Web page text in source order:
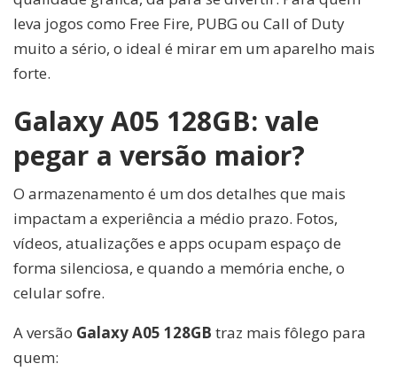
leva jogos como Free Fire, PUBG ou Call of Duty
muito a sério, o ideal é mirar em um aparelho mais
forte.
Galaxy A05 128GB: vale
pegar a versão maior?
O armazenamento é um dos detalhes que mais
impactam a experiência a médio prazo. Fotos,
vídeos, atualizações e apps ocupam espaço de
forma silenciosa, e quando a memória enche, o
celular sofre.
A versão Galaxy A05 128GB traz mais fôlego para
quem: